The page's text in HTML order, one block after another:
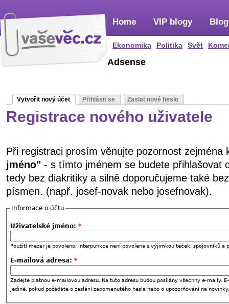
Home
Ekonomika Politika Svět
VIP blogy
Adsense
Vytvořit nový účet Přihlásit se Zaslat nové heslo
Registrace nového uživatele
Při registraci prosím věnujte pozornost zejména
jméno" - s tímto jménem se budete přihlašovat
tedy bez diakritiky a silně doporučujeme také
písmen. (např. josef-novak nebo josefnovak).
Informace o účtu
Uživatelské jméno: *
Použití mezer je povoleno; interpunkce není povolena s výjimkou teček, spojovníků a
E-mailová adresa: *
Zadejte platnou e-mailovou adresu. Na tuto adresu budou posílány všechny e-maily.
jedině, pokud požádáte o zaslání zapomenutého hesla nebo o upozorňování na novinky.